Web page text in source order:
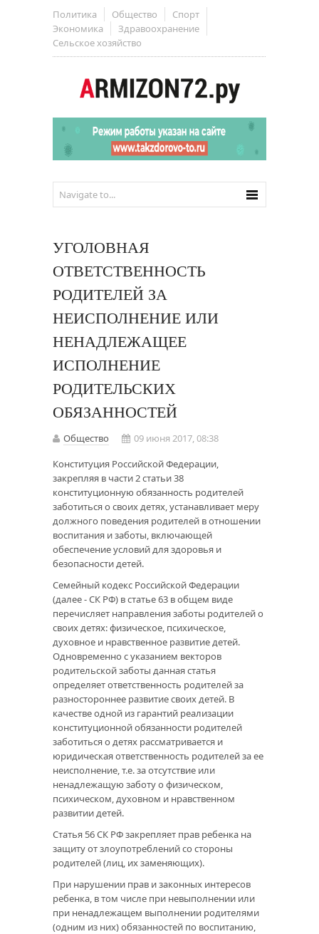
Политика Общество
Спорт
Экономика
Здравоохранение
Сельское хозяйство
УГОЛОВНАЯ
ОТВЕТСТВЕННОСТЬ
РОДИТЕЛЕЙ ЗА
НЕИСПОЛНЕНИЕ ИЛИ
НЕНАДЛЕЖАЩЕЕ
ИСПОЛНЕНИЕ
РОДИТЕЛЬСКИХ
ОБЯЗАННОСТЕЙ
Общество
09 июня 2017, 08:38
Конституция Российской Федерации,
закрепляя в части 2 статьи 38
конституционную обязанность родителей
заботиться о своих детях, устанавливает меру
должного поведения родителей в отношении
воспитания и заботы, включающей
обеспечение условий для здоровья и
безопасности детей.
Семейный кодекс Российской Федерации
(далее - СК РФ) в статье 63 в общем виде
перечисляет направления заботы родителей о
своих детях: физическое, психическое,
духовное и нравственное развитие детей.
Одновременно с указанием векторов
родительской заботы данная статья
определяет ответственность родителей за
разностороннее развитие своих детей. В
качестве одной из гарантий реализации
конституционной обязанности родителей
заботиться о детях рассматривается и
юридическая ответственность родителей за ее
неисполнение, т.е. за отсутствие или
ненадлежащую заботу о физическом,
психическом, духовном и нравственном
развитии детей.
Статья 56 СК РФ закрепляет прав ребенка на
защиту от злоупотреблений со стороны
родителей (лиц, их заменяющих).
При нарушении прав и законных интересов
ребенка, в том числе при невыполнении или
при ненадлежащем выполнении родителями
(одним из них) обязанностей по воспитанию,